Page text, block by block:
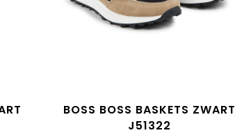
BOSS BOSS BASKETS ZWART
J51322